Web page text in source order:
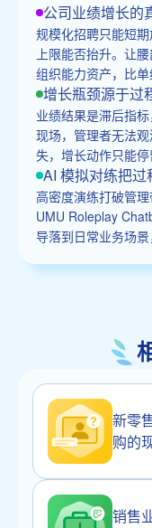
公司业绩增长的
规模化招聘只能短
上限能否抬升。让
组织能力资产，比单
增长瓶颈源于过
业绩结果是滞后指
现场，管理者无法
失，增长动作只能停
AI 模拟对练把
高密度演练打破管理
UMU Roleplay
导落到日常业务场景
新零
购的
销售